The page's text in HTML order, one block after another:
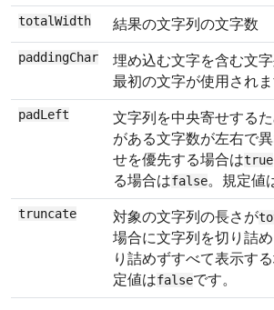
totalWidth 結果の文字列の文字数
paddingChar
埋め込む文字を含む文
最初の文字が使用されま
padLeft
文字列を中央寄せする
がある文字数が左右で
せを優先する場合はtrue
る場合はfalse。規定値
truncate 対象の文字列の長さが
場合に文字列を切り詰
り詰めずすべて表示す
定値はfalseです。